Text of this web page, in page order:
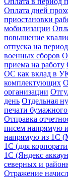
Оплата дней
приостановки
мобилизации
повышение
отпуска на
военных сборов
приема на работу
ОС как вклад в
комплектующих
организации
день Отдельная
печати бумажного
Отправка
писем напрямую
напрямую из 1С
1С (для
1С (Яндекс
северных и
Отражение